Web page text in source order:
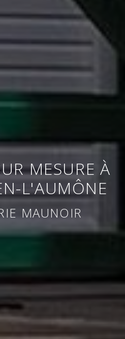
MESURE À
L'AUMÔNE
MAUNOIR